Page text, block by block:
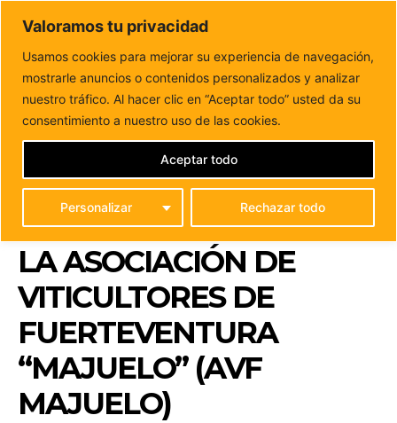
Valoramos tu privacidad
Usamos cookies para mejorar su experiencia de navegación,
mostrarle anuncios o contenidos personalizados y analizar
nuestro tráfico. Al hacer clic en “Aceptar todo” usted da su
consentimiento a nuestro uso de las cookies.
Personalizar Rechazar todo
Aceptar todo
DUNAS FM
Tu informacion de forma cercana
Inicio FUERTEVENTURA
Convenio de colaboración entre
el ayuntamiento de Puerto del Rosario y la...
CONVENIO DE
COLABORACIÓN ENTRE
EL AYUNTAMIENTO DE
PUERTO DEL ROSARIO Y
LA ASOCIACIÓN DE
VITICULTORES DE
FUERTEVENTURA
“MAJUELO” (AVF
MAJUELO)